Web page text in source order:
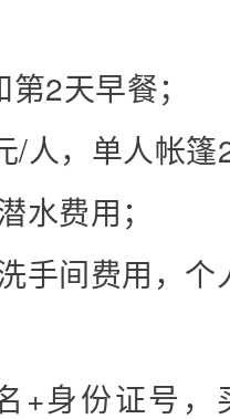
2天早餐；
/人，单人帐篷
水费用；
手间费用，个
+身份证号，